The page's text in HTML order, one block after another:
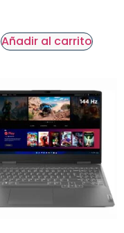
Añadir al carrito